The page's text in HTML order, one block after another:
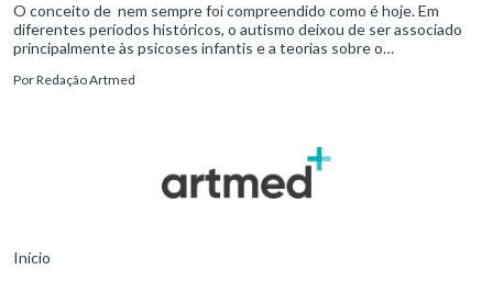
O conceito de nem sempre foi compreendido como é hoje. Em
diferentes períodos históricos, o autismo deixou de ser associado
principalmente às psicoses infantis e a teorias sobre o
transtorno do des
PorRedação Artmed
Início